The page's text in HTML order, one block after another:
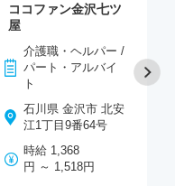
ココファン金沢七ツ
屋
介護職・ヘルパー /
パート・アルバイ
ト
石川県 金沢市 北安
江1丁目9番64号
時給 1,368
円 ～ 1,518円